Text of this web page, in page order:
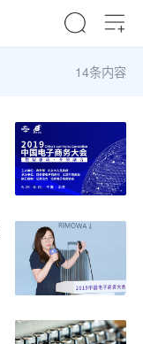
14条内容